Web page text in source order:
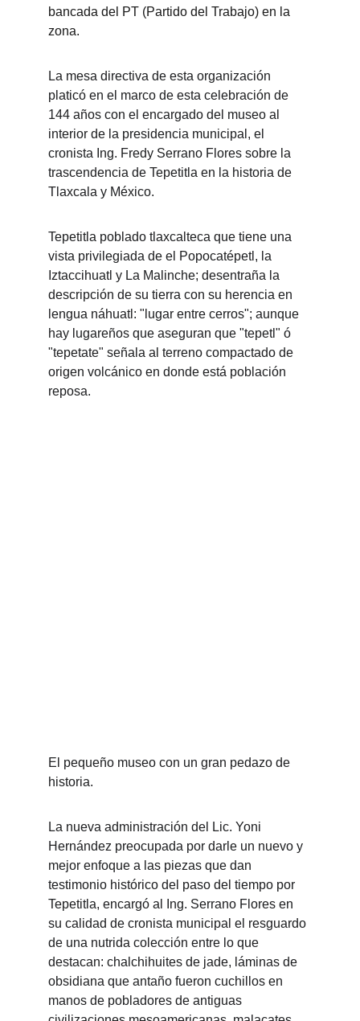
bancada del PT (Partido del Trabajo) en la
zona.
La mesa directiva de esta organización
platicó en el marco de esta celebración de
144 años con el encargado del museo al
interior de la presidencia municipal, el
cronista Ing. Fredy Serrano Flores sobre la
trascendencia de Tepetitla en la historia de
Tlaxcala y México.
Tepetitla poblado tlaxcalteca que tiene una
vista privilegiada de el Popocatépetl, la
Iztaccihuatl y La Malinche; desentraña la
descripción de su tierra con su herencia en
lengua náhuatl: "lugar entre cerros"; aunque
hay lugareños que aseguran que "tepetl" ó
"tepetate" señala al terreno compactado de
origen volcánico en donde está población
reposa.
El pequeño museo con un gran pedazo de
historia.
La nueva administración del Lic. Yoni
Hernández preocupada por darle un nuevo y
mejor enfoque a las piezas que dan
testimonio histórico del paso del tiempo por
Tepetitla, encargó al Ing. Serrano Flores en
su calidad de cronista municipal el resguardo
de una nutrida colección entre lo que
destacan: chalchihuites de jade, láminas de
obsidiana que antaño fueron cuchillos en
manos de pobladores de antiguas